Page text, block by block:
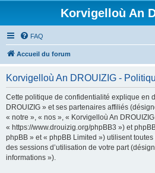
Korvigelloù An
FAQ
Accueil du forum
Korvigelloù An DROUIZIG -
Cette politique de confidentialité explique en
DROUIZIG » et ses partenaires affiliés
« notre », « nos », « Korvigelloù An
« https://www.drouizig.org/phpBB3 ») et
phpBB » et « phpBB Limited ») utilisent
des sessions d’utilisation de votre part
informations »).